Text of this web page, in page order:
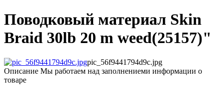
Поводковый материал Skin
Braid 30lb 20 m weed(25157)"
pic_56f9441794d9c.jpg
Описание Мы работаем над заполнениеми информации о
товаре